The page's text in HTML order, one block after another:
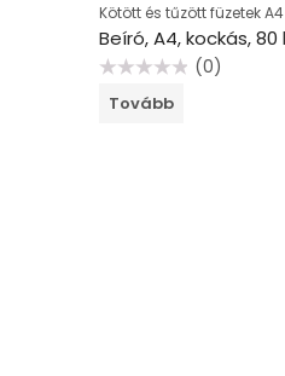
Kötött és tűzött füzetek A4
(0)
Tovább